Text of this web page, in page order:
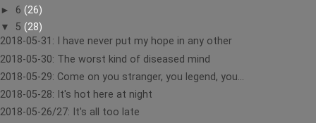
► 6 (26)
▼ 5 (28)
2018-05-31: I have never put my hope in any other
2018-05-30: The worst kind of diseased mind
2018-05-29: Come on you stranger, you legend, you...
2018-05-28: It's hot here at night
2018-05-26/27: It's all too late